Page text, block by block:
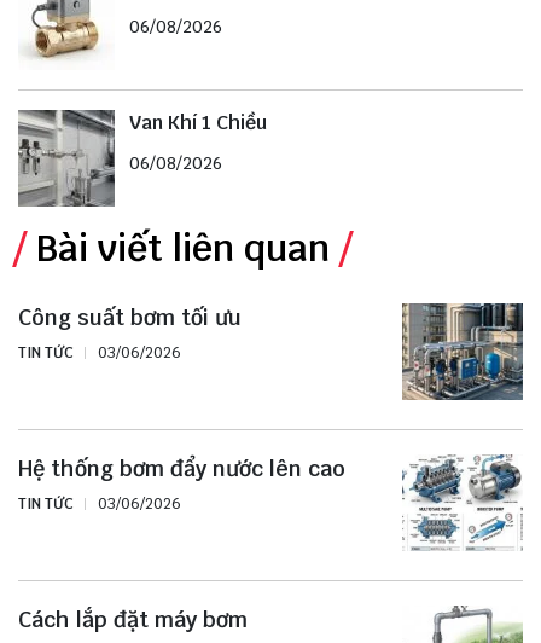
06/08/2026
Van Khí 1 Chiều
06/08/2026
Bài viết liên quan
Công suất bơm tối ưu
TIN TỨC 03/06/2026
Hệ thống bơm đẩy nước lên cao
TIN TỨC 03/06/2026
Cách lắp đặt máy bơm